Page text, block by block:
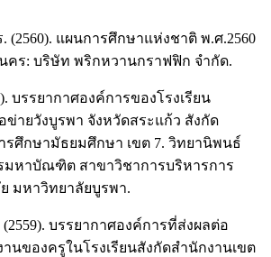
(2560). แผนการศึกษาแห่งชาติ พ.ศ.2560
นคร: บริษัท พริกหวานกราฟฟิก จำกัด.
บรรยากาศองค์การของโรงเรียน
ายวังบูรพา จังหวัดสระแก้ว สังกัด
รศึกษามัธยมศึกษา เขต 7. วิทยานิพนธ์
หาบัณฑิต สาขาวิชาการบริหารการ
มหาวิทยาลัยบูรพา.
บรรยากาศองค์การที่ส่งผลต่อ
ของครูในโรงเรียนสังกัดสำนักงานเขต